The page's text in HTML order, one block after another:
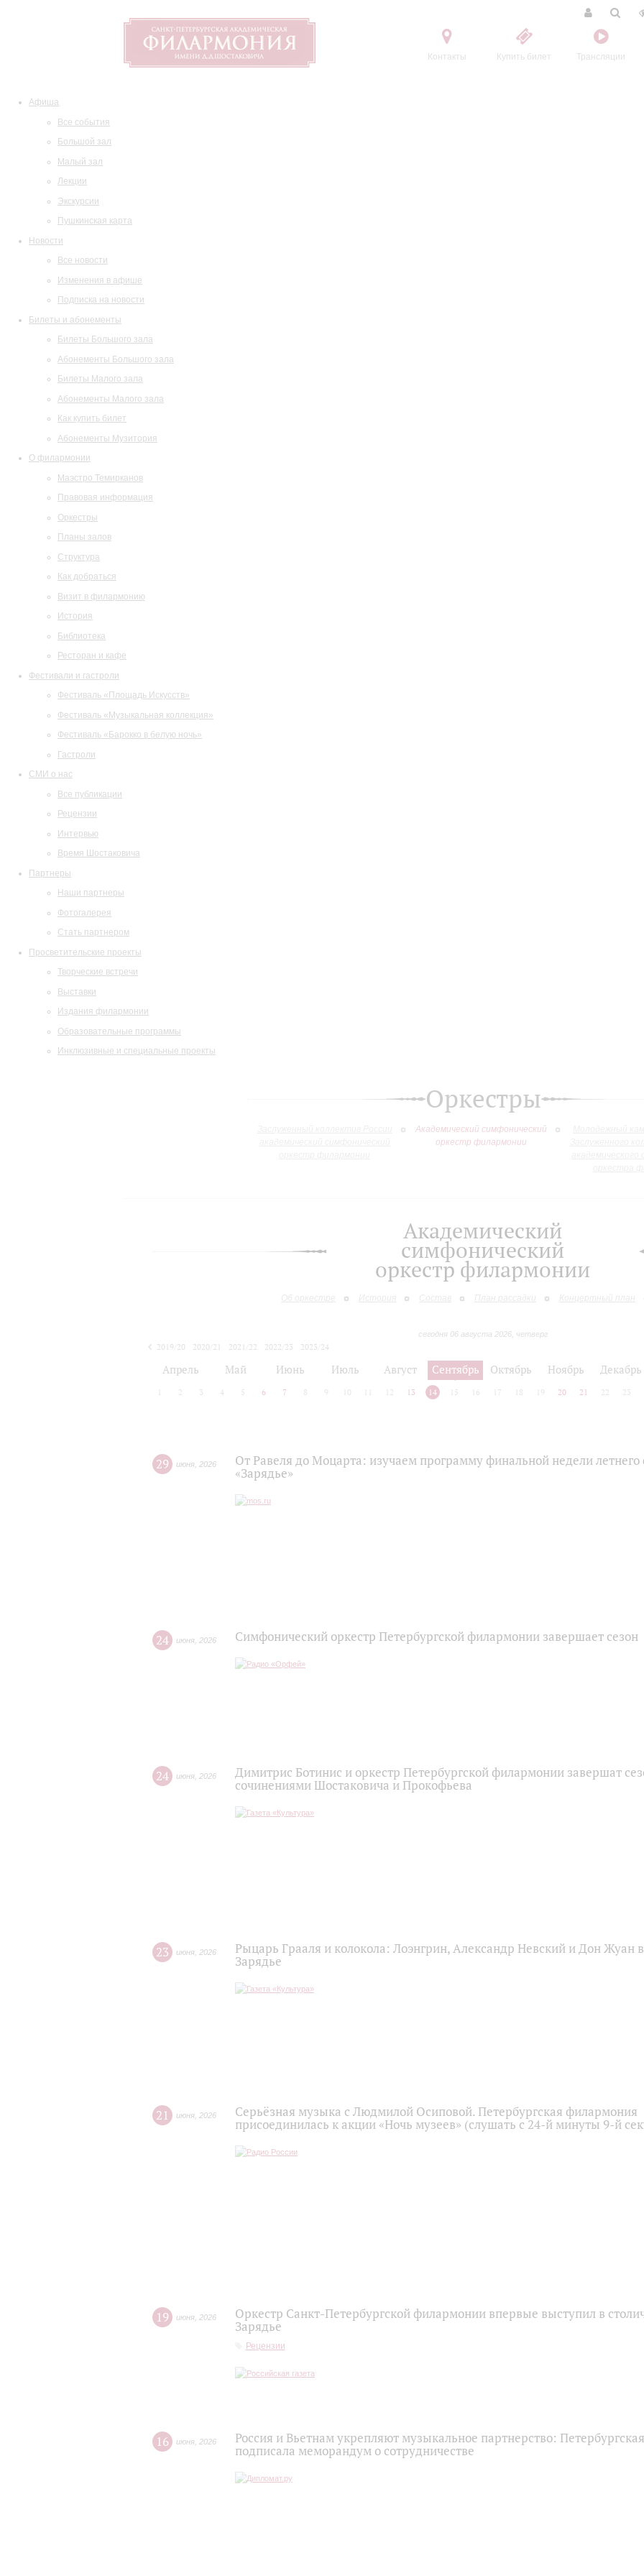
Контакты Купить билет Трансляции
Афиша
Все события
Большой зал
Малый зал
Лекции
Экскурсии
Пушкинская карта
Новости
Все новости
Изменения в афише
Подписка на новости
Билеты и абонементы
Билеты Большого зала
Абонементы Большого зала
Билеты Малого зала
Абонементы Малого зала
Как купить билет
Абонементы Музитория
О филармонии
Маэстро Темирканов
Правовая информация
Оркестры
Планы залов
Структура
Как добраться
Визит в филармонию
История
Библиотека
Ресторан и кафе
Фестивали и гастроли
Фестиваль «Площадь Искусств»
Фестиваль «Музыкальная коллекция»
Фестиваль «Барокко в белую ночь»
Гастроли
СМИ о нас
Все публикации
Рецензии
Интервью
Время Шостаковича
Партнеры
Наши партнеры
Фотогалерея
Стать партнером
Просветительские проекты
Творческие встречи
Выставки
Издания филармонии
Образовательные программы
Инклюзивные и специальные проекты
Оркестры
Академический симфонический
оркестр филармонии
Академический
симфонический
оркестр филармонии
Об оркестре История Состав План рассадки Концертный план
сегодня 06 августа 2026, четверг
2019/20 2020/21 2021/22 2022/23
2023/24
Апрель Май Июнь Июль Август Сентябрь Октябрь Ноябрь Декабрь
2 3 4 5 6 7 8 9 10 12 13 14 15 16 17 18 19 20 21 22 23
29 июня 2026
От Равеля до Моцарта: изучаем программу финальной недели летнего
«Зарядье»
24 июня 2026 Симфонический оркестр Петербургской филармонии завершает сезон
24 июня 2026
Димитрис Ботинис и оркестр Петербургской филармонии завершат
сочинениями Шостаковича и Прокофьева
23 июня 2026
Рыцарь Грааля и колокола: Лоэнгрин, Александр Невский и Дон Жуан
Зарядье
21 июня 2026
Серьёзная музыка с Людмилой Осиповой. Петербургская филармония
присоединилась к акции «Ночь музеев» (слушать с 24-й минуты 9-й
19 июня 2026
Оркестр Санкт‑Петербургской филармонии впервые выступил в
Зарядье
Рецензии
16 июня 2026
Россия и Вьетнам укрепляют музыкальное партнерство:
подписала меморандум о сотрудничестве